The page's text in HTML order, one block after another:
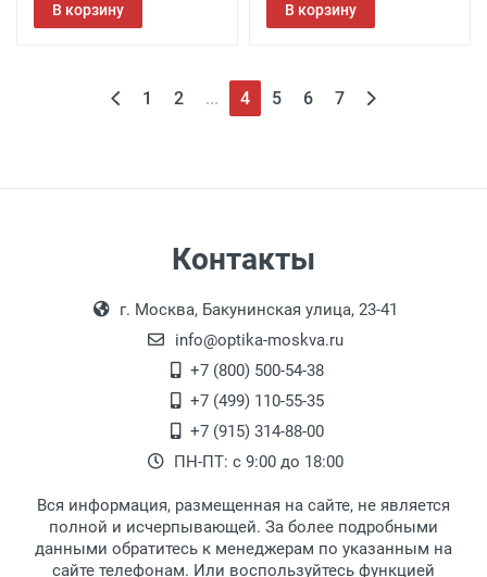
В корзину В корзину
1 2 ... 4 5 6 7
Контакты
г. Москва, Бакунинская улица, 23-41
info@optika-moskva.ru
+7 (800) 500-54-38
+7 (499) 110-55-35
+7 (915) 314-88-00
ПН-ПТ: с 9:00 до 18:00
Вся информация, размещенная на сайте, не является
полной и исчерпывающей. За более подробными
данными обратитесь к менеджерам по указанным на
сайте телефонам. Или воспользуйтесь функцией